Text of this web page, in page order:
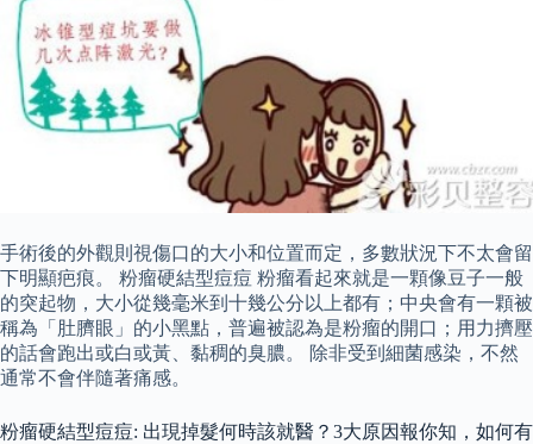
手術後的外觀則視傷口的大小和位置而定，多數狀況下不太會留
下明顯疤痕。 粉瘤硬結型痘痘 粉瘤看起來就是一顆像豆子一般
的突起物，大小從幾毫米到十幾公分以上都有；中央會有一顆被
稱為「肚臍眼」的小黑點，普遍被認為是粉瘤的開口；用力擠壓
的話會跑出或白或黃、黏稠的臭膿。 除非受到細菌感染，不然
通常不會伴隨著痛感。
粉瘤硬結型痘痘: 出現掉髮何時該就醫？3大原因報你知，如何有